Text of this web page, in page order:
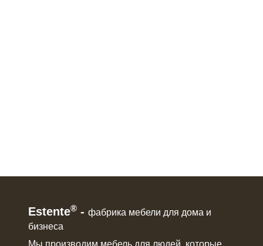
Estente® - фабрика мебели для дома и
бизнеса
Мы производим мебель для людей, которые